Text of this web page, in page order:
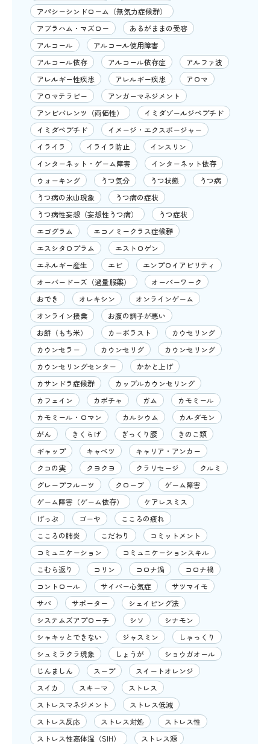
アパシーシンドローム（無気力症候群）
アブラハム・マズロー
あるがままの受容
アルコール
アルコール使用障害
アルコール依存
アルコール依存症
アルファ波
アレルギー性疾患
アレルギー疾患
アロマ
アロマテラピー
アンガーマネジメント
アンビバレンツ（両価性）
イミダゾールジペプチド
イミダペプチド
イメージ・エクスポージャー
イライラ
イライラ防止
インスリン
インターネット・ゲーム障害
インターネット依存
ウォーキング
うつ気分 うつ状態
うつ病
うつ病の氷山現象
うつ病の症状
うつ病性妄想（妄想性うつ病）
うつ症状
エゴグラム
エコノミークラス症候群
エスシタロプラム
エストロゲン
エネルギー産生
エビ
エンプロイアビリティ
オーバードーズ（過量服薬）
オーバーワーク
おでき
オレキシン
オンラインゲーム
オンライン授業
お腹の調子が悪い
お餅（もち米）
カーボラスト
カウセリング
カウンセラー
カウンセリグ
カウンセリング
カウンセリングセンター
かかと上げ
カサンドラ症候群
カップルカウンセリング
カフェイン
カボチャ ガム
カモミール
カモミール・ロマン
カルシウム
カルダモン
がん
きくらげ ぎっくり腰
きのこ類
ギャップ
キャベツ
キャリア・アンカー
クコの実
クヨクヨ クラリセージ
クルミ
グレープフルーツ
クローブ
ゲーム障害
ゲーム障害（ゲーム依存）
ケアレスミス
げっぷ
ゴーヤ
こころの疲れ
こころの肺炎
こだわり
コミットメント
コミュニケーション
コミュニケーションスキル
こむら返り
コリン コロナ渦
コロナ禍
コントロール
サイバー心気症
サツマイモ
サバ
サポーター
シェイピング法
システムズアプローチ
シソ
シナモン
シャキッとできない
ジャスミン
しゃっくり
シュミラクラ現象
しょうが
ショウガオール
じんましん
スープ
スイートオレンジ
スイカ
スキーマ
ストレス
ストレスマネジメント
ストレス低減
ストレス反応
ストレス対処
ストレス性
ストレス性高体温（SIH）
ストレス源